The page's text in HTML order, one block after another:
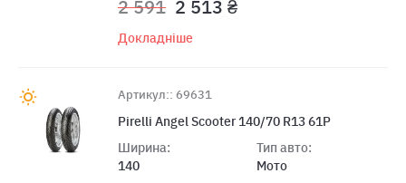
2 591 2 513 ₴
Докладніше
Артикул:: 69631
Pirelli Angel Scooter 140/70 R13 61P
Ширина:
140
Тип авто:
Мото